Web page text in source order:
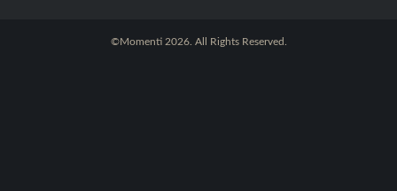
©Momenti 2026. All Rights Reserved.